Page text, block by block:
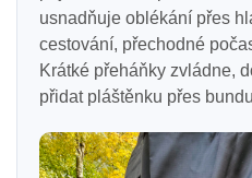
usnadňuje oblékání přes
cestování, přechodné
Krátké přeháňky zvládne,
přidat pláštěnku přes